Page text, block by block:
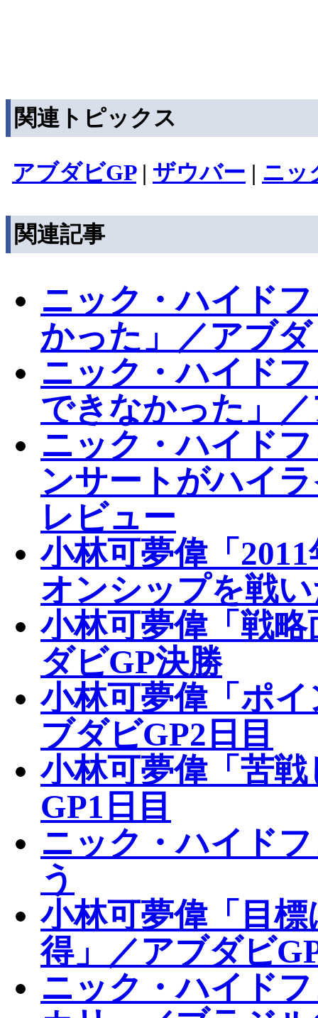
関連トピックス
アブダビGP| ザウバー | ニッ
関連記事
ニック・ハイド
かった」／アブ
ニック・ハイド
できなかった」
ニック・ハイド
ンサートがハイ
レビュー
小林可夢偉「
オンシップを戦
小林可夢偉「戦
ダビGP決勝
小林可夢偉「ポ
ブダビGP2日目
小林可夢偉「苦
GP1日目
ニック・ハイド
う
小林可夢偉「目
得」／アブダビ
ニック・ハイド